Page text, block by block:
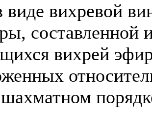
вихревой
составленной
вихрей